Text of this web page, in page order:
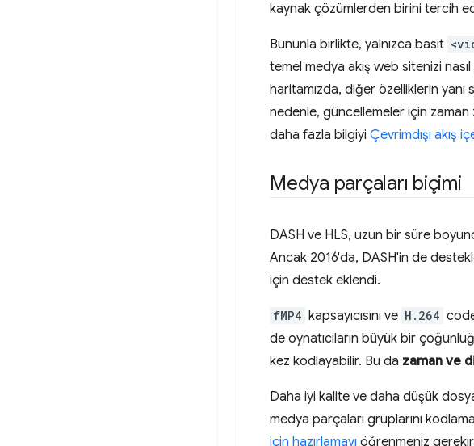
kaynak çözümlerden birini tercih
Bununla birlikte, yalnızca basit
temel medya akış web sitenizi
haritamızda, diğer özelliklerin
nedenle, güncellemeler için
daha fazla bilgiyi Çevrimdışı akış
Medya parçaları biçimi
DASH ve HLS, uzun bir süre
Ancak 2016'da, DASH'in de
için destek eklendi.
fMP4 kapsayıcısını ve H.264
de oynatıcıların büyük bir
kez kodlayabilir. Bu da zaman ve
Daha iyi kalite ve daha düşük
medya parçaları gruplarını
için hazırlamayı öğrenmeniz